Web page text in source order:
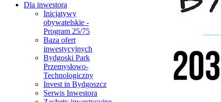
Dla inwestora
Inicjatywy
obywatelskie -
Program 25/75
Baza ofert
inwestycyjnych
Bydgoski Park
Przemysłowo-
Technologiczny
Invest in Bydgoszcz
Serwis Inwestora